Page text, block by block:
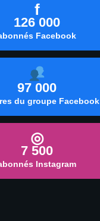
f
126 000
Facebook
97 000
du groupe Facebook
◎
7 500
Instagram